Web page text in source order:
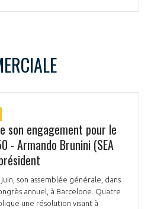
son engagement pour le
- Armando Brunini (SEA
son assemblée générale, dans
annuel, à Barcelone. Quatre
une résolution visant à